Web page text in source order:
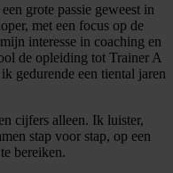
grote passie geweest in
met een focus op de
interesse in coaching en
de opleiding tot Trainer A
gedurende een tiental jaren
cijfers alleen. Ik luister,
stap voor stap, op een
bereiken.